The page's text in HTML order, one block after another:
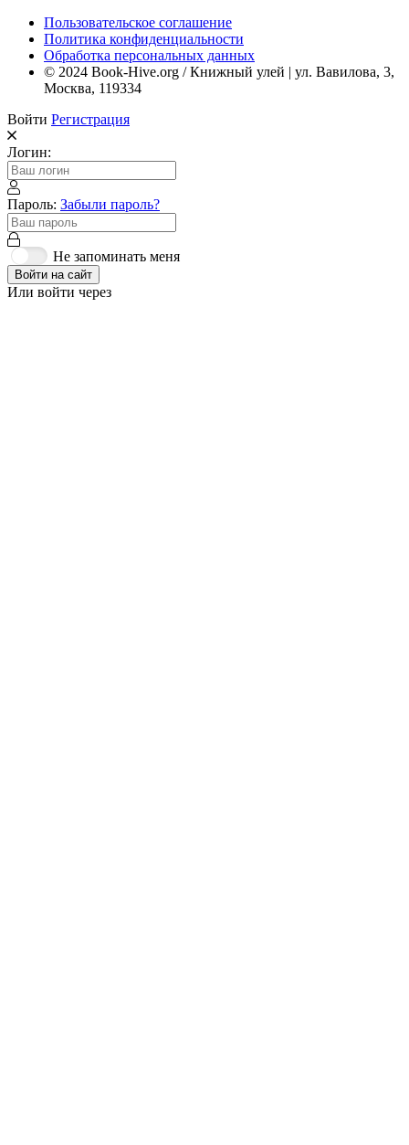
Пользовательское соглашение
Политика конфиденциальности
Обработка персональных данных
© 2024 Book-Hive.org / Книжный улей | ул. Вавилова, 3,
Москва, 119334
Войти Регистрация
Логин:
Пароль: Забыли пароль?
Не запоминать меня
Войти на сайт
Или войти через